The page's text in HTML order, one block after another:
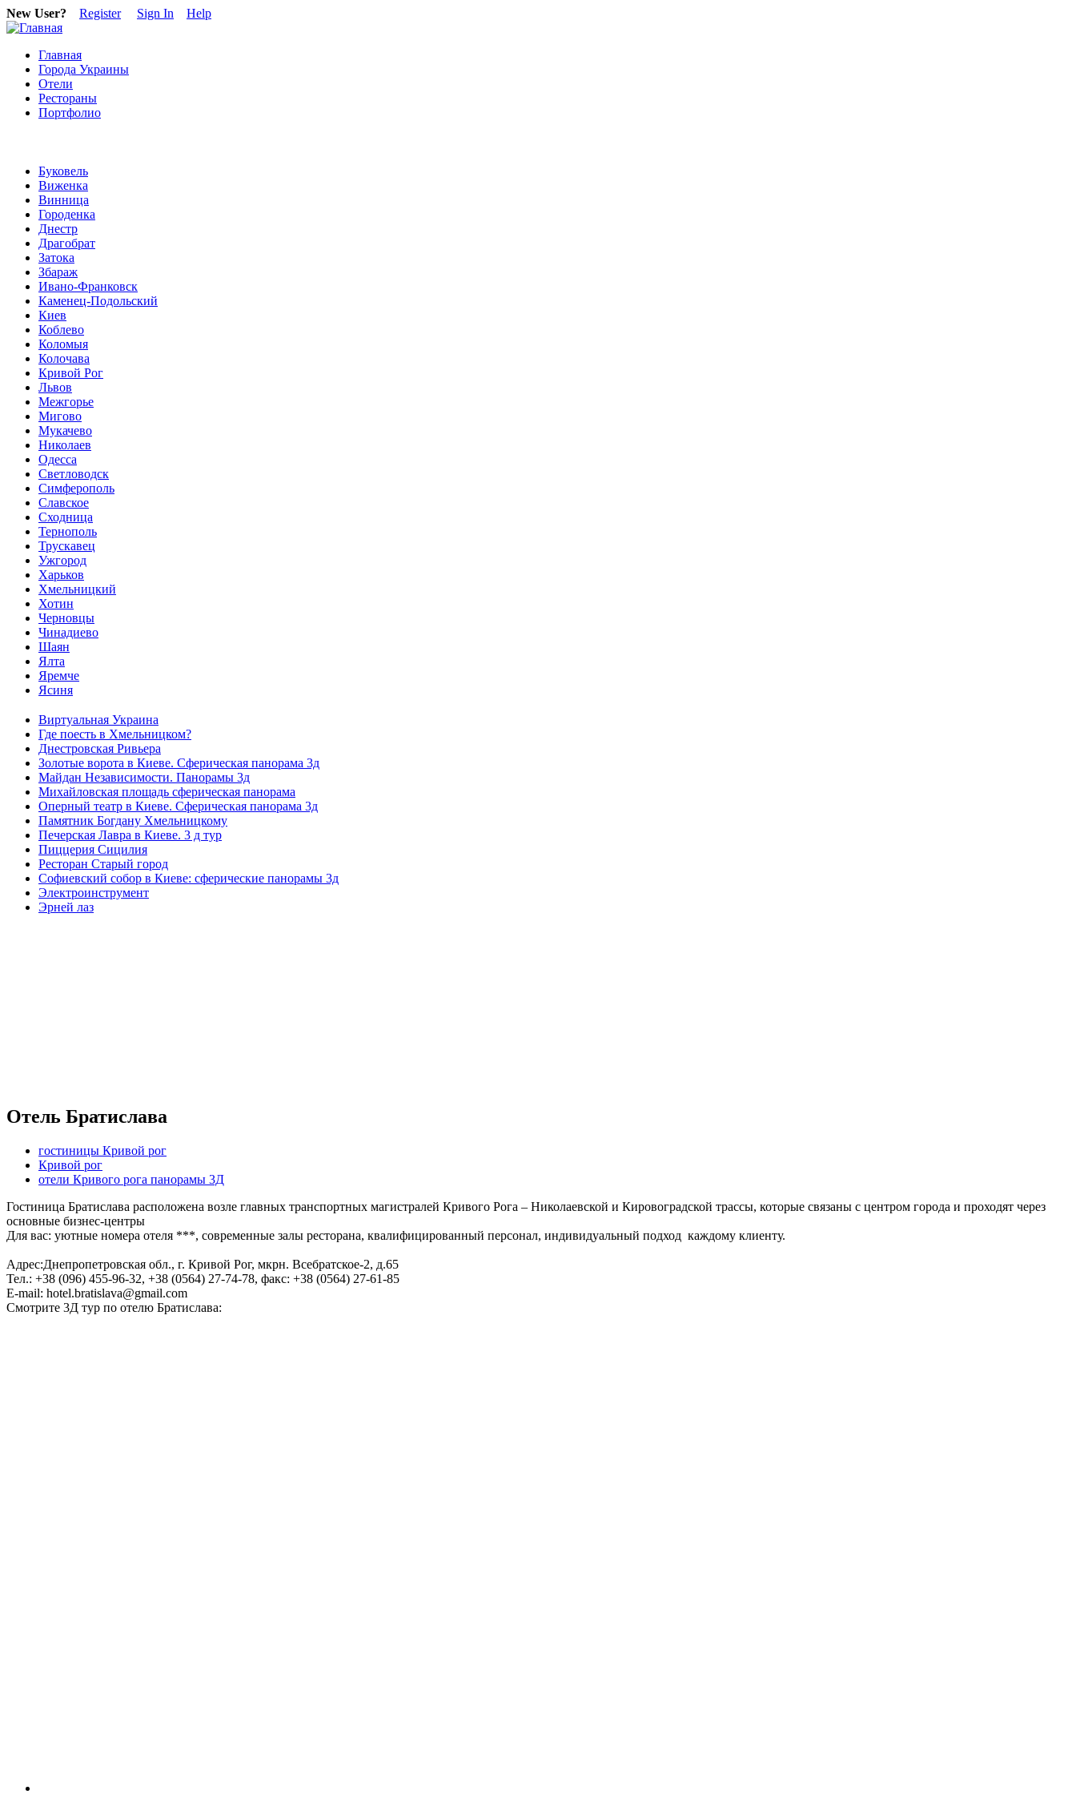
New User? Register Sign In Help
Главная
Города Украины
Отели
Рестораны
Портфолио
Буковель
Виженка
Винница
Городенка
Днестр
Драгобрат
Затока
Збараж
Ивано-Франковск
Каменец-Подольский
Киев
Коблево
Коломыя
Колочава
Кривой Рог
Львов
Межгорье
Мигово
Мукачево
Николаев
Одесса
Светловодск
Симферополь
Славское
Сходница
Тернополь
Трускавец
Ужгород
Харьков
Хмельницкий
Хотин
Черновцы
Чинадиево
Шаян
Ялта
Яремче
Ясиня
Виртуальная Украина
Где поесть в Хмельницком?
Днестровская Ривьера
Золотые ворота в Киеве. Сферическая панорама 3д
Майдан Независимости. Панорамы 3д
Михайловская площадь сферическая панорама
Оперный театр в Киеве. Сферическая панорама 3д
Памятник Богдану Хмельницкому
Печерская Лавра в Киеве. 3 д тур
Пиццерия Сицилия
Ресторан Старый город
Софиевский собор в Киеве: сферические панорамы 3д
Электроинструмент
Эрней лаз
Отель Братислава
гостиницы Кривой рог
Кривой рог
отели Кривого рога панорамы 3Д
Гостиница Братислава расположена возле главных транспортных магистралей Кривого Рога – Николаевской и Кировоградской трассы, которые связаны с центром города и проходят через
основные бизнес-центры
Для вас: уютные номера отеля ***, современные залы ресторана, квалифицированный персонал, индивидуальный подход каждому клиенту.
Адрес:Днепропетровская обл., г. Кривой Рог, мкрн. Всебратское-2, д.65
Тел.: +38 (096) 455-96-32, +38 (0564) 27-74-78, факс: +38 (0564) 27-61-85
Е-mail: hotel.bratislava@gmail.com
Смотрите 3Д тур по отелю Братислава: